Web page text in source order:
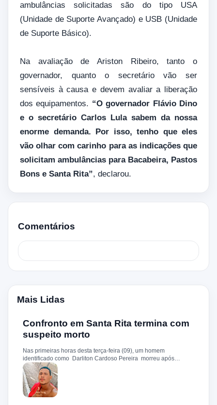
ambulâncias solicitadas são do tipo USA
(Unidade de Suporte Avançado) e USB (Unidade
de Suporte Básico).
Na avaliação de Ariston Ribeiro, tanto o
governador, quanto o secretário vão ser
sensíveis à causa e devem avaliar a liberação
dos equipamentos. “O governador Flávio Dino
e o secretário Carlos Lula sabem da nossa
enorme demanda. Por isso, tenho que eles
vão olhar com carinho para as indicações que
solicitam ambulâncias para Bacabeira, Pastos
Bons e Santa Rita”, declarou.
Comentários
Mais Lidas
Confronto em Santa Rita termina com
suspeito morto
Nas primeiras horas desta terça-feira (09), um homem
identificado como Darliton Cardoso Pereira morreu após
confronto com a Polícia Militar no povoado Timbotiba, zona rural
de Santa Rita. De acordo com a PM, os policiais estavam
cumprindo um mandado de prisão contra Darliton, apontado
como um dos suspeitos pela morte brutal de Leandro Sena ,
ocorrida em 25 de fevereiro de 2024. A vítima teria sido